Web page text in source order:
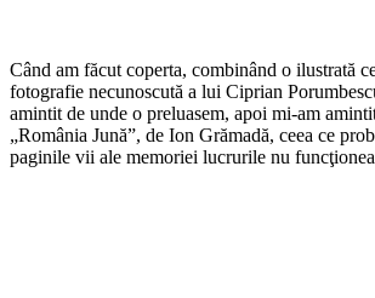
Când am făcut coperta, combinând o ilustrată
fotografie necunoscută a lui Ciprian
amintit de unde o preluasem, apoi mi-am
„România Jună”, de Ion Grămadă, ceea ce
paginile vii ale memoriei lucrurile nu